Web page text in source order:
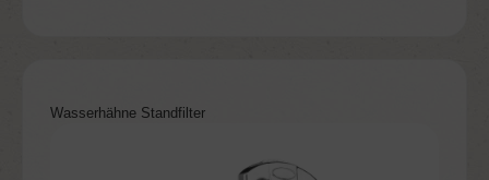
Produktgalerie überspringen
Wasserhähne Standfilter